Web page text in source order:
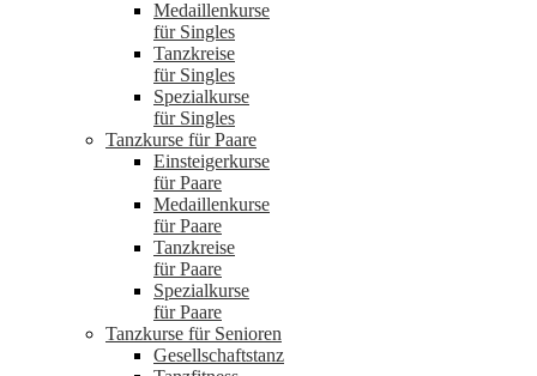
Medaillenkurse
für Singles
Tanzkreise
für Singles
Spezialkurse
für Singles
Tanzkurse für Paare
Einsteigerkurse
für Paare
Medaillenkurse
für Paare
Tanzkreise
für Paare
Spezialkurse
für Paare
Tanzkurse für Senioren
Gesellschaftstanz